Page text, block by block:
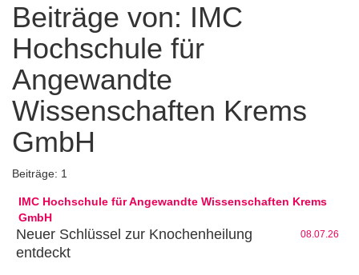
Beiträge von: IMC
Hochschule für
Angewandte
Wissenschaften Krems
GmbH
Beiträge: 1
IMC Hochschule für Angewandte Wissenschaften Krems
GmbH
08.07.26
Neuer Schlüssel zur Knochenheilung
entdeckt